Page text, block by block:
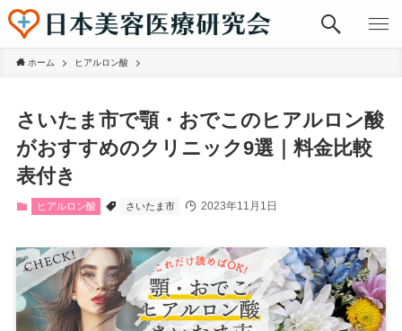
ホーム ヒアルロン酸
さいたま市で顎・おでこのヒアルロン酸
がおすすめのクリニック9選｜料金比較
表付き
ヒアルロン酸 さいたま市 2023年11月1日